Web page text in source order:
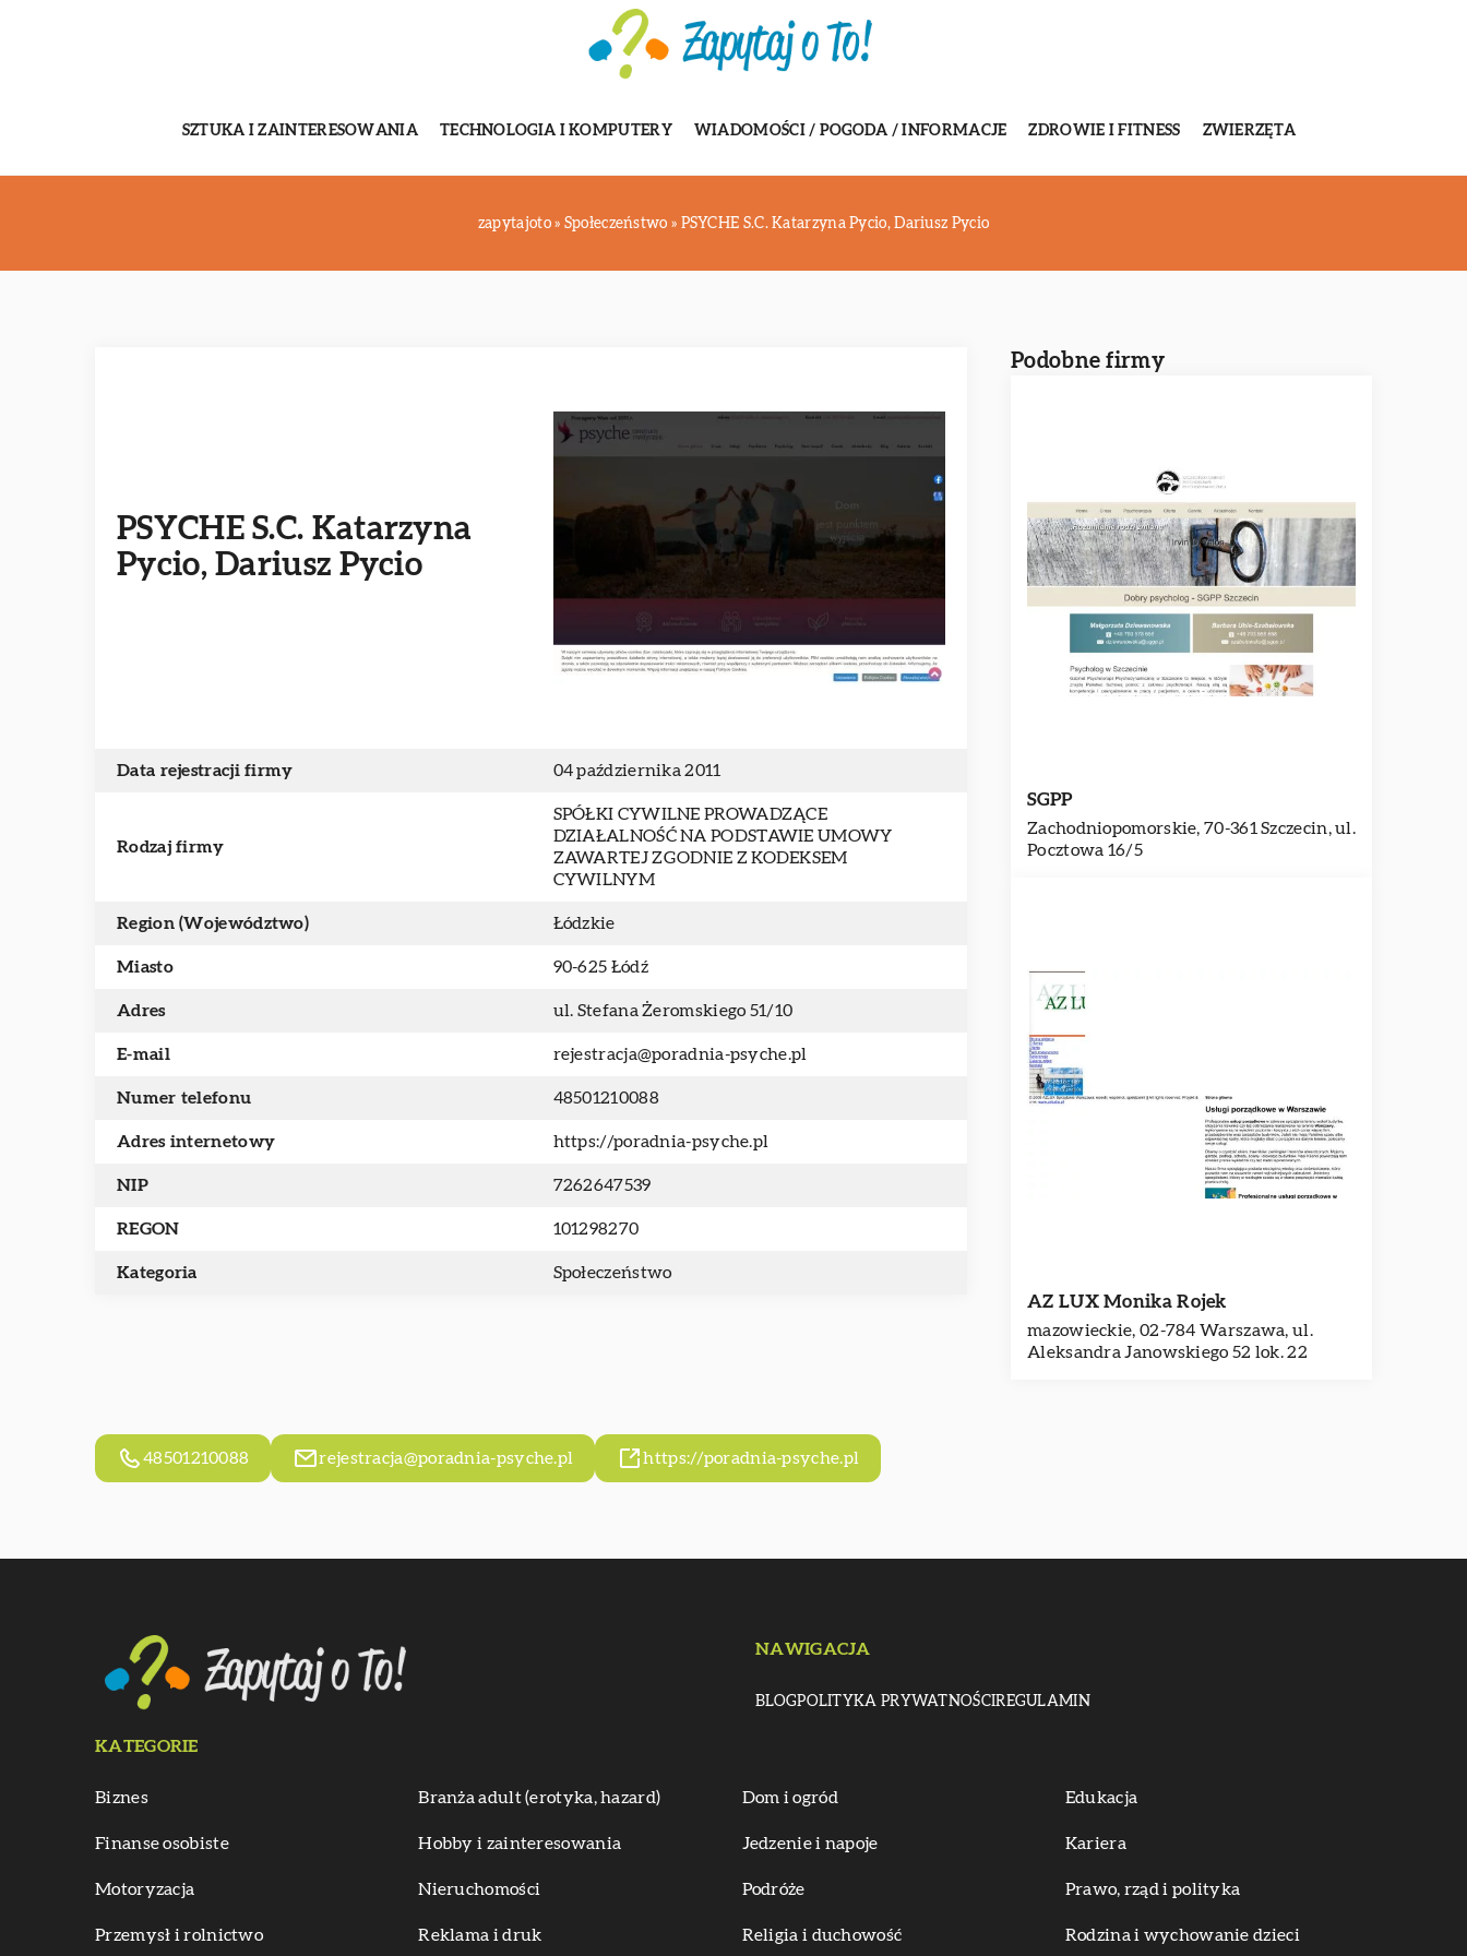
SZTUKA I ZAINTERESOWANIA TECHNOLOGIA I KOMPUTERY WIADOMOŚCI / POGODA / INFORMACJE ZDROWIE I FITNESS ZWIERZĘTA
zapytajoto» Społeczeństwo » PSYCHE S.C. Katarzyna Pycio, Dariusz Pycio
PSYCHE S.C. Katarzyna
Pycio, Dariusz Pycio
Data rejestracji firmy 04 października 2011
Rodzaj firmy
SPÓŁKI CYWILNE PROWADZĄCE
DZIAŁALNOŚĆ NA PODSTAWIE UMOWY
ZAWARTEJ ZGODNIE Z KODEKSEM
CYWILNYM
Region (Województwo) Łódzkie
Miasto 90-625 Łódź
Adres ul. Stefana Żeromskiego 51/10
E-mail rejestracja@poradnia-psyche.pl
Numer telefonu 48501210088
Adres internetowy https://poradnia-psyche.pl
NIP 7262647539
REGON 101298270
Kategoria Społeczeństwo
Podobne firmy
SGPP
Zachodniopomorskie, 70-361 Szczecin, ul.
Pocztowa 16/5
AZ LUX Monika Rojek
mazowieckie, 02-784 Warszawa, ul.
Aleksandra Janowskiego 52 lok. 22
48501210088 rejestracja@poradnia-psyche.pl https://poradnia-psyche.pl
NAWIGACJA
BLOGPOLITYKA PRYWATNOŚCIREGULAMIN
KATEGORIE
Biznes Branża adult (erotyka, hazard) Dom i ogród Edukacja
Finanse osobiste Hobby i zainteresowania Jedzenie i napoje Kariera
Motoryzacja Nieruchomości Podróże Prawo, rząd i polityka
Przemysł i rolnictwo Reklama i druk Religia i duchowość Rodzina i wychowanie dzieci